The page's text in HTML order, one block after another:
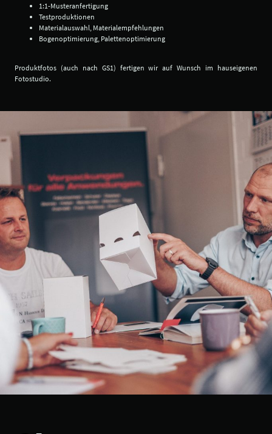
1:1-Musteranfertigung
Testproduktionen
Materialauswahl, Materialempfehlungen
Bogenoptimierung, Palettenoptimierung
Produktfotos (auch nach GS1) fertigen wir auf Wunsch im hauseigenen
Fotostudio.